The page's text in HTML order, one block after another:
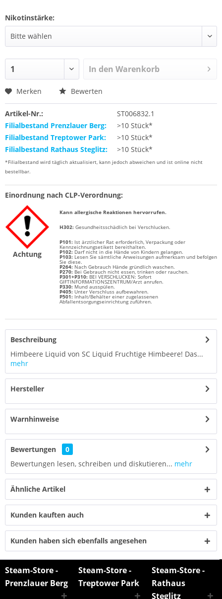
Nikotinstärke:
In den Warenkorb
Merken Bewerten
Artikel-Nr.:
ST006832.1
Filialbestand Prenzlauer Berg:
>10 Stück*
Filialbestand Treptower Park:
>10 Stück*
Filialbestand Rathaus Steglitz:
>10 Stück*
*Filialbestand wird täglich aktualisiert, kann jedoch abweichen und ist online nicht
bestellbar.
Einordnung nach CLP-Verordnung:
Achtung
Kann allergische Reaktionen hervorrufen.
H302: Gesundheitsschädlich bei Verschlucken.
P101: Ist ärztlicher Rat erforderlich, Verpackung oder
Kennzeichnungsetikett bereithalten.
P102: Darf nicht in die Hände von Kindern gelangen.
P103: Lesen Sie sämtliche Anweisungen aufmerksam und befolgen
Sie diese.
P264: Nach Gebrauch Hände gründlich waschen.
P270: Bei Gebrauch nicht essen, trinken oder rauchen.
P301+P310: BEI VERSCHLUCKEN: Sofort
GIFTINFORMATIONSZENTRUM/Arzt anrufen.
P330: Mund ausspülen.
P405: Unter Verschluss aufbewahren.
P501: Inhalt/Behälter einer zugelassenen
Abfallentsorgungseinrichtung zuführen.
Beschreibung
Himbeere Liquid von SC Liquid Fruchtige Himbeere! Das...
mehr
Hersteller
Warnhinweise
Bewertungen
0
Bewertungen lesen, schreiben und diskutieren... mehr
Ähnliche Artikel
Kunden kauften auch
Kunden haben sich ebenfalls angesehen
Steam-Store -
Prenzlauer Berg
Steam-Store -
Treptower Park
Steam-Store -
Rathaus
Steglitz